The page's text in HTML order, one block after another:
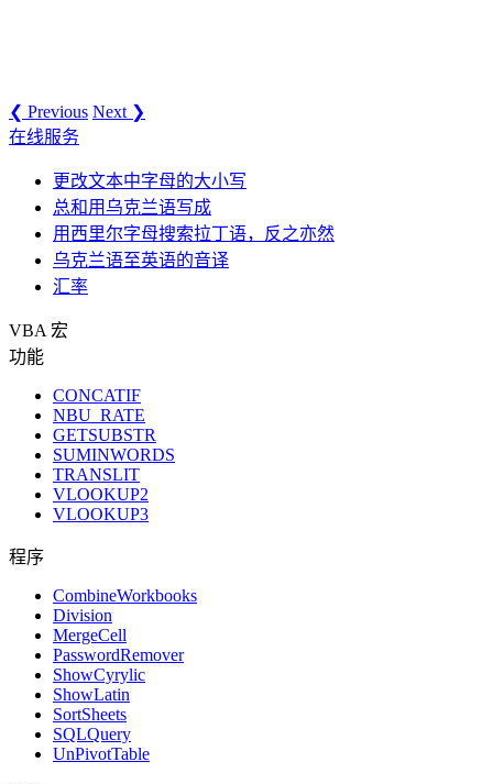
❮ Previous Next ❯
在线服务
更改文本中字母的大小写
总和用乌克兰语写成
用西里尔字母搜索拉丁语，反之亦然
乌克兰语至英语的音译
汇率
VBA 宏
功能
CONCATIF
NBU_RATE
GETSUBSTR
SUMINWORDS
TRANSLIT
VLOOKUP2
VLOOKUP3
程序
CombineWorkbooks
Division
MergeCell
PasswordRemover
ShowCyrylic
ShowLatin
SortSheets
SQLQuery
UnPivotTable